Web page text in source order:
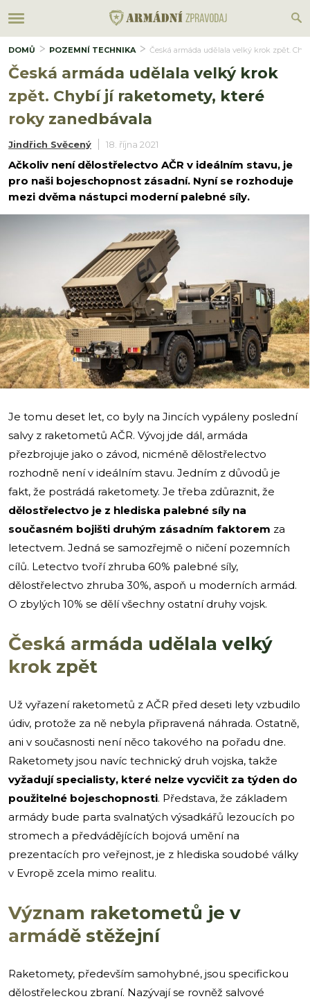
DOMŮ POZEMNÍ TECHNIKA Česká armáda udělala velký krok zpět.
Česká armáda udělala velký krok
zpět. Chybí jí raketomety, které
roky zanedbávala
Jindřich Svěcený 18. října 2021
Ačkoliv není dělostřelectvo AČR v ideálním stavu, je
pro naši bojeschopnost zásadní. Nyní se rozhoduje
mezi dvěma nástupci moderní palebné síly.
i
Je tomu deset let, co byly na Jincích vypáleny poslední
salvy z raketometů AČR. Vývoj jde dál, armáda
přezbrojuje jako o závod, nicméně dělostřelectvo
rozhodně není v ideálním stavu. Jedním z důvodů je
fakt, že postrádá raketomety. Je třeba zdůraznit, že
dělostřelectvo je z hlediska palebné síly na
současném bojišti druhým zásadním faktorem za
letectvem. Jedná se samozřejmě o ničení pozemních
cílů. Letectvo tvoří zhruba 60% palebné síly,
dělostřelectvo zhruba 30%, aspoň u moderních armád.
O zbylých 10% se dělí všechny ostatní druhy vojsk.
Česká armáda udělala velký
krok zpět
Už vyřazení raketometů z AČR před deseti lety vzbudilo
údiv, protože za ně nebyla připravená náhrada. Ostatně,
ani v současnosti není něco takového na pořadu dne.
Raketomety jsou navíc technický druh vojska, takže
vyžadují specialisty, které nelze vycvičit za týden do
použitelné bojeschopnosti. Představa, že základem
armády bude parta svalnatých výsadkářů lezoucích po
stromech a předvádějících bojová umění na
prezentacích pro veřejnost, je z hlediska soudobé války
v Evropě zcela mimo realitu.
Význam raketometů je v
armádě stěžejní
Raketomety, především samohybné, jsou specifickou
dělostřeleckou zbraní. Nazývají se rovněž salvové